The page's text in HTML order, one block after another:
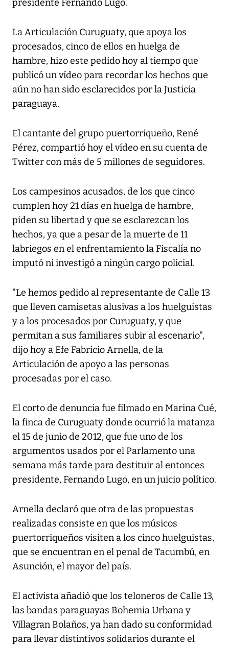
presidente Fernando Lugo.
La Articulación Curuguaty, que apoya los
procesados, cinco de ellos en huelga de
hambre, hizo este pedido hoy al tiempo que
publicó un vídeo para recordar los hechos que
aún no han sido esclarecidos por la Justicia
paraguaya.
El cantante del grupo puertorriqueño, René
Pérez, compartió hoy el vídeo en su cuenta de
Twitter con más de 5 millones de seguidores.
Los campesinos acusados, de los que cinco
cumplen hoy 21 días en huelga de hambre,
piden su libertad y que se esclarezcan los
hechos, ya que a pesar de la muerte de 11
labriegos en el enfrentamiento la Fiscalía no
imputó ni investigó a ningún cargo policial.
"Le hemos pedido al representante de Calle 13
que lleven camisetas alusivas a los huelguistas
y a los procesados por Curuguaty, y que
permitan a sus familiares subir al escenario",
dijo hoy a Efe Fabricio Arnella, de la
Articulación de apoyo a las personas
procesadas por el caso.
El corto de denuncia fue filmado en Marina Cué,
la finca de Curuguaty donde ocurrió la matanza
el 15 de junio de 2012, que fue uno de los
argumentos usados por el Parlamento una
semana más tarde para destituir al entonces
presidente, Fernando Lugo, en un juicio político.
Arnella declaró que otra de las propuestas
realizadas consiste en que los músicos
puertorriqueños visiten a los cinco huelguistas,
que se encuentran en el penal de Tacumbú, en
Asunción, el mayor del país.
El activista añadió que los teloneros de Calle 13,
las bandas paraguayas Bohemia Urbana y
Villagran Bolaños, ya han dado su conformidad
para llevar distintivos solidarios durante el